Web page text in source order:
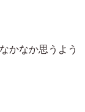
かなか思うよう